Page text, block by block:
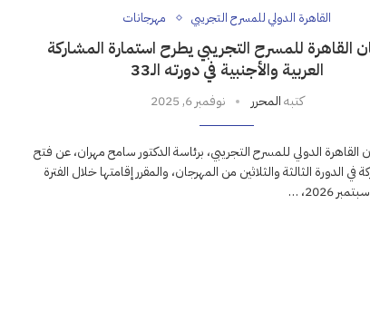
القاهرة الدولي للمسرح التجريبي مهرجانات
القاهرة للمسرح التجريبي يطرح استمارة المشاركة
العربية والأجنبية في دورته الـ33
كتبهالمحرر نوفمبر 6, 2025
القاهرة الدولي للمسرح التجريبي، برئاسة الدكتور سامح مهران، عن فتح
في الدورة الثالثة والثلاثين من المهرجان، والمقرر إقامتها خلال الفترة